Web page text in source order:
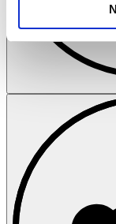
Verwendung
soziale Medien,
Partner führen
weiteren Daten
haben oder die
gesammelt